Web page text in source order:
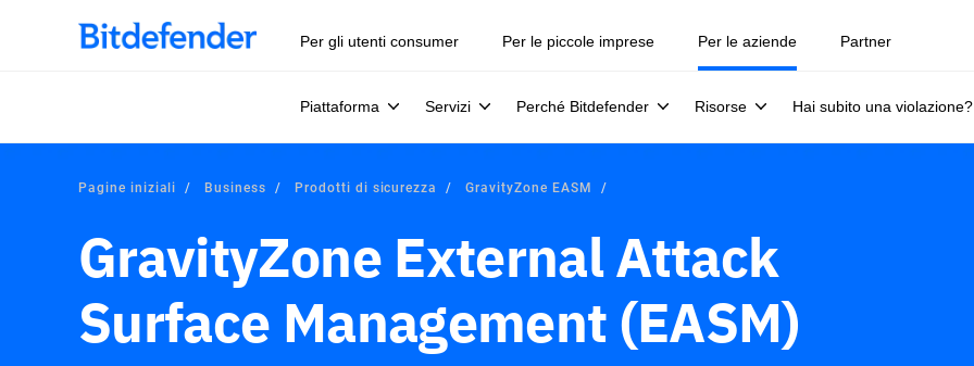
Per gli utenti consumer Per le piccole imprese Per le aziende
Piattaforma Servizi Perché Bitdefender Risorse Hai subito una violazione?
Partner
Pagine iniziali Business Prodotti di sicurezza GravityZone EASM
GravityZone External Attack
Surface Management (EASM)